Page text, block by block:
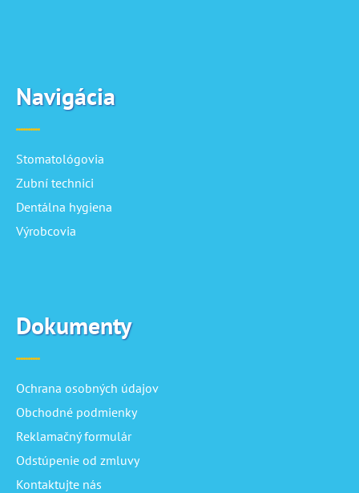
Navigácia
Stomatológovia
Zubní technici
Dentálna hygiena
Výrobcovia
Dokumenty
Ochrana osobných údajov
Obchodné podmienky
Reklamačný formulár
Odstúpenie od zmluvy
Kontaktujte nás